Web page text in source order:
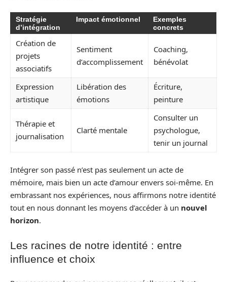
Stratégie
d’intégration
Impact émotionnel
Exemples
concrets
Création de
projets
associatifs
Sentiment
d’accomplissement
Coaching,
bénévolat
Expression
artistique
Libération des
émotions
Écriture,
peinture
Thérapie et
journalisation
Clarté mentale
Consulter un
psychologue,
tenir un journal
Intégrer son passé n’est pas seulement un acte de
mémoire, mais bien un acte d’amour envers soi-même. En
embrassant nos expériences, nous affirmons notre identité
tout en nous donnant les moyens d’accéder à un nouvel
horizon.
Les racines de notre identité : entre
influence et choix